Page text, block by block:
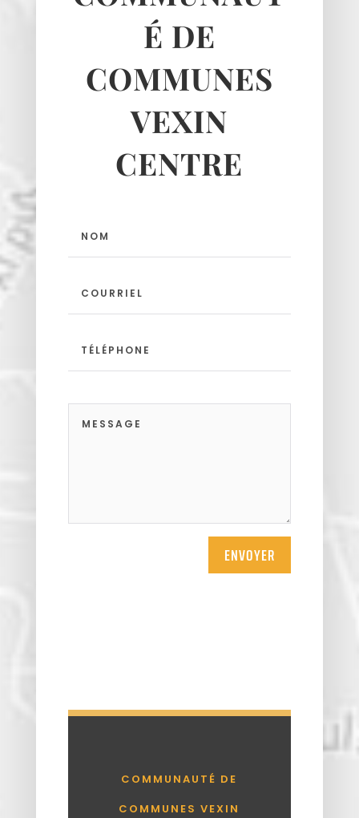
Haravilliers
Le Bellay-en-vexin
Marines
Montgeroult
Moussy
Neuilly-en-vexin
Santeuil
Seraincourt
Themericourt
É DE
COMMUNES
VEXIN
CENTRE
ENVOYER
COMMUNAUTÉ DE
COMMUNES VEXIN